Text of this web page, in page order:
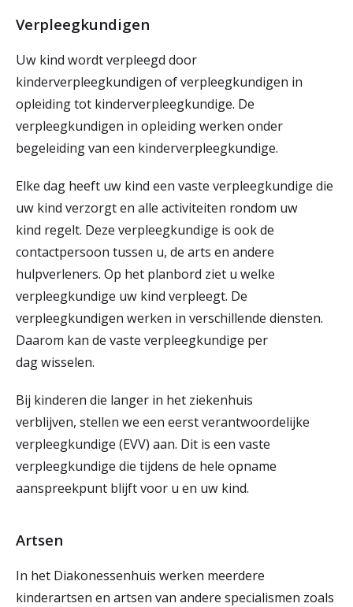
Verpleegkundigen
Uw kind wordt verpleegd door
kinderverpleegkundigen of verpleegkundigen in
opleiding tot kinderverpleegkundige. De
verpleegkundigen in opleiding werken onder
begeleiding van een kinderverpleegkundige.
Elke dag heeft uw kind een vaste verpleegkundige die
uw kind verzorgt en alle activiteiten rondom uw
kind regelt. Deze verpleegkundige is ook de
contactpersoon tussen u, de arts en andere
hulpverleners. Op het planbord ziet u welke
verpleegkundige uw kind verpleegt. De
verpleegkundigen werken in verschillende diensten.
Daarom kan de vaste verpleegkundige per
dag wisselen.
Bij kinderen die langer in het ziekenhuis
verblijven, stellen we een eerst verantwoordelijke
verpleegkundige (EVV) aan. Dit is een vaste
verpleegkundige die tijdens de hele opname
aanspreekpunt blijft voor u en uw kind.
Artsen
In het Diakonessenhuis werken meerdere
kinderartsen en artsen van andere specialismen zoals